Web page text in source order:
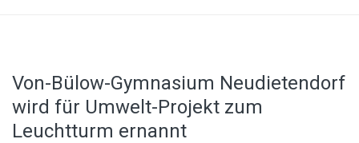
Von-Bülow-Gymnasium Neudietendorf
wird für Umwelt-Projekt zum
Leuchtturm ernannt